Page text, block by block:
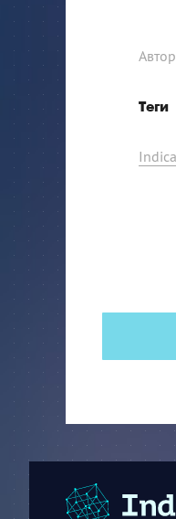
Автор
Теги